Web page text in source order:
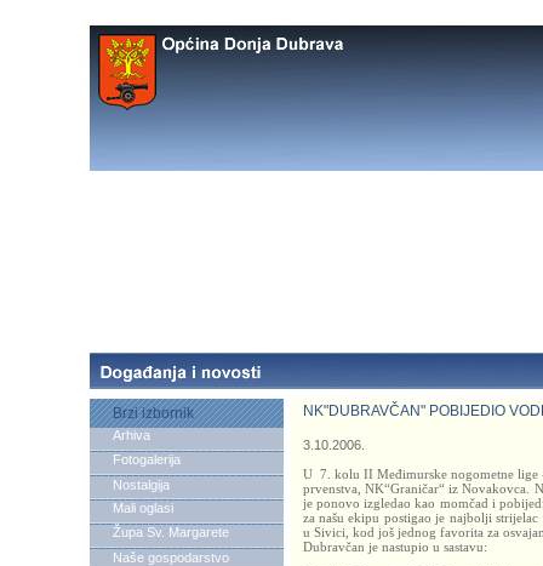
Brzi izbornik
Arhiva
Fotogalerija
Nostalgija
Mali oglasi
Župa Sv. Margarete
Naše gospodarstvo
NK"DUBRAVČAN" POBIJEDIO
3.10.2006.
U 7. kolu II Međimurske nogometne lige
prvenstva, NK“Graničar“ iz Novakovca.
je ponovo izgledao kao momčad i
za našu ekipu postigao je najbolji
u Sivici, kod još jednog favorita za
Dubravčan je nastupio u sastavu: